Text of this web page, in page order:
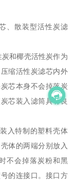
、散装型活性炭滤
和椰壳活性炭作为
缩活性炭滤芯内外
芯本身不会掉落炭
芯装入滤筒具有良
入特制的塑料壳体
体的两端分别放入
不会掉落炭粉和黑
的连接口。接口方